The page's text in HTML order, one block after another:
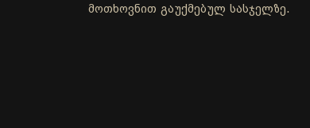
მოთხოვნით გაუქმებულ სასჯელზე.